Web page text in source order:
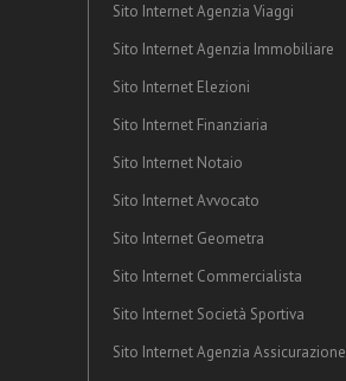
Sito Internet Agenzia Viaggi
Sito Internet Agenzia Immobiliare
Sito Internet Elezioni
Sito Internet Finanziaria
Sito Internet Notaio
Sito Internet Avvocato
Sito Internet Geometra
Sito Internet Commercialista
Sito Internet Società Sportiva
Sito Internet Agenzia Assicurazione